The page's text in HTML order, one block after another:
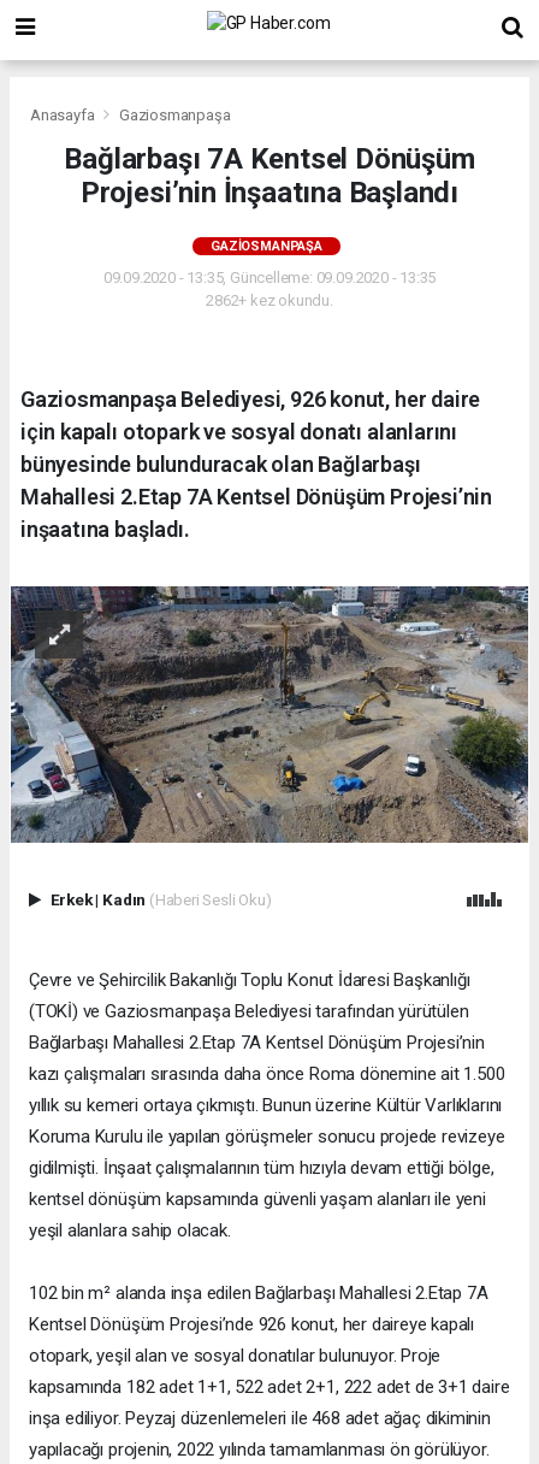
Anasayfa Gaziosmanpaşa
Bağlarbaşı 7A Kentsel Dönüşüm
Projesi’nin İnşaatına Başlandı
GAZIOSMANPAŞA
09.09.2020 - 13:35, Güncelleme: 09.09.2020 - 13:35
2862+ kez okundu.
Gaziosmanpaşa Belediyesi, 926 konut, her daire
için kapalı otopark ve sosyal donatı alanlarını
bünyesinde bulunduracak olan Bağlarbaşı
Mahallesi 2.Etap 7A Kentsel Dönüşüm Projesi’nin
inşaatına başladı.
Erkek| Kadın (Haberi Sesli Oku)
Çevre ve Şehircilik Bakanlığı Toplu Konut İdaresi Başkanlığı
(TOKİ) ve Gaziosmanpaşa Belediyesi tarafından yürütülen
Bağlarbaşı Mahallesi 2.Etap 7A Kentsel Dönüşüm Projesi’nin
kazı çalışmaları sırasında daha önce Roma dönemine ait 1.500
yıllık su kemeri ortaya çıkmıştı. Bunun üzerine Kültür Varlıklarını
Koruma Kurulu ile yapılan görüşmeler sonucu projede revizeye
gidilmişti. İnşaat çalışmalarının tüm hızıyla devam ettiği bölge,
kentsel dönüşüm kapsamında güvenli yaşam alanları ile yeni
yeşil alanlara sahip olacak.
102 bin m² alanda inşa edilen Bağlarbaşı Mahallesi 2.Etap 7A
Kentsel Dönüşüm Projesi’nde 926 konut, her daireye kapalı
otopark, yeşil alan ve sosyal donatılar bulunuyor. Proje
kapsamında 182 adet 1+1, 522 adet 2+1, 222 adet de 3+1 daire
inşa ediliyor. Peyzaj düzenlemeleri ile 468 adet ağaç dikiminin
yapılacağı projenin, 2022 yılında tamamlanması ön görülüyor.